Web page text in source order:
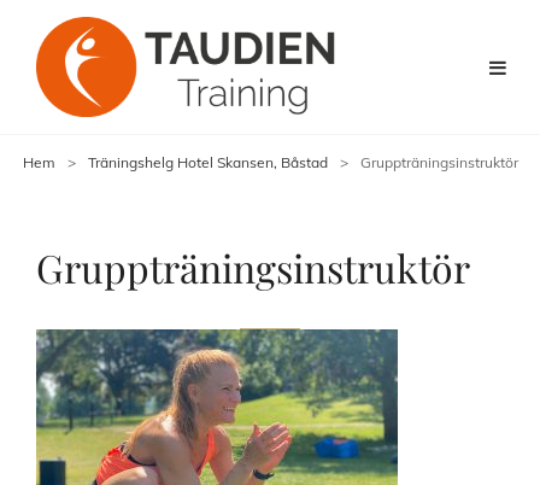
Hem > Träningshelg Hotel Skansen, Båstad > Gruppträningsinstruktör
Gruppträningsinstruktör